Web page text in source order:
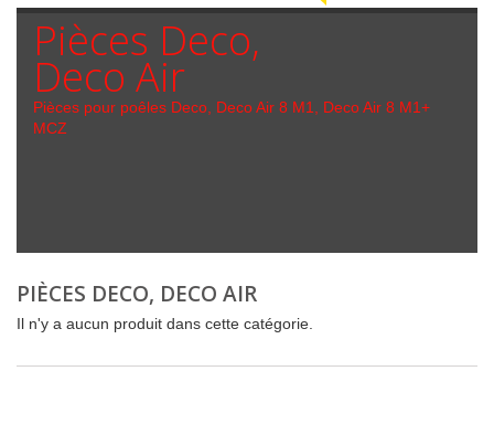
Pièces Deco,
Deco Air
Pièces pour poêles Deco, Deco Air 8 M1, Deco Air 8 M1+
MCZ
PIÈCES DECO, DECO AIR
Il n'y a aucun produit dans cette catégorie.